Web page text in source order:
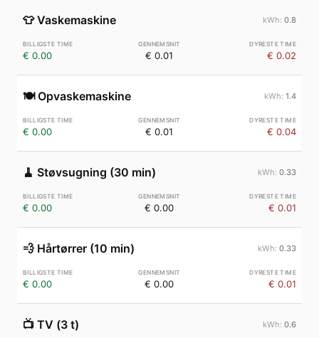
👕 Vaskemaskine 0.8
€ 0.00 € 0.01 € 0.02
🍽️ Opvaskemaskine 1.4
€ 0.00 € 0.01 € 0.04
🧹 Støvsugning (30 min) 0.33
€ 0.00 € 0.00 € 0.01
💨 Hårtørrer (10 min) 0.33
€ 0.00 € 0.00 € 0.01
📺 TV (3 t) 0.6